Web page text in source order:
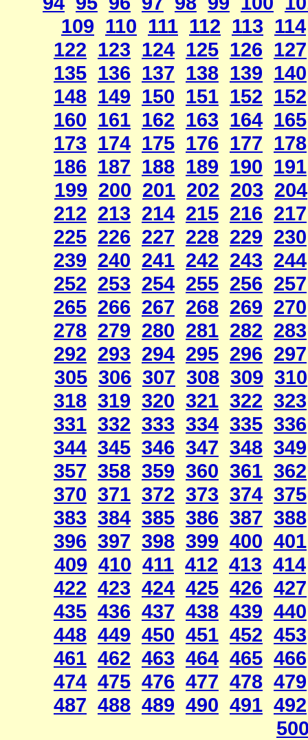
109 110 111 112 113 114
122 123 124 125 126 127
135 136 137 138 139 140
148 149 150 151 152 152
160 161 162 163 164 165
173 174 175 176 177 178
186 187 188 189 190 191
199 200 201 202 203 204
212 213 214 215 216 217
225 226 227 228 229 230
239 240 241 242 243 244
252 253 254 255 256 257
265 266 267 268 269 270
278 279 280 281 282 283
292 293 294 295 296 297
305 306 307 308 309 310
318 319 320 321 322 323
331 332 333 334 335 336
344 345 346 347 348 349
357 358 359 360 361 362
370 371 372 373 374 375
383 384 385 386 387 388
396 397 398 399 400 401
409 410 411 412 413 414
422 423 424 425 426 427
435 436 437 438 439 440
448 449 450 451 452 453
461 462 463 464 465 466
474 475 476 477 478 479
487 488 489 490 491 492